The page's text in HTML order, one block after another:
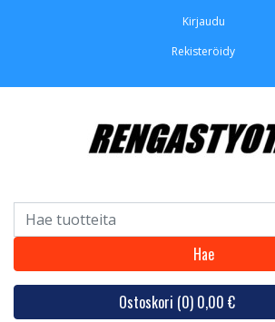
Kirjaudu
Rekisteröidy
Hae
Ostoskori (0) 0,00 €